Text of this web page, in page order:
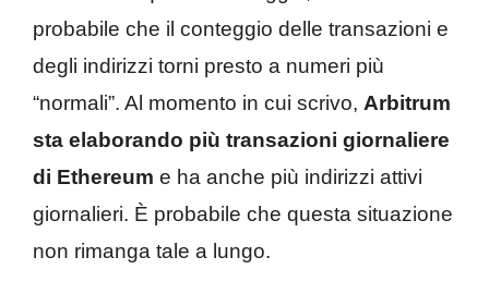
probabile che il conteggio delle transazioni e
degli indirizzi torni presto a numeri più
“normali”. Al momento in cui scrivo, Arbitrum
sta elaborando più transazioni giornaliere
di Ethereum e ha anche più indirizzi attivi
giornalieri. È probabile che questa situazione
non rimanga tale a lungo.